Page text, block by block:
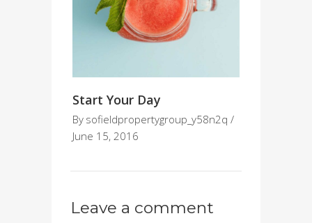
Start Your Day
By sofieldpropertygroup_y58n2q
June 15, 2016
Leave a comment